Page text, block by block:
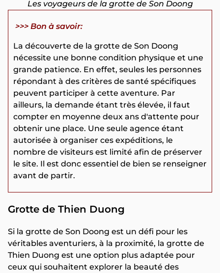
Les voyageurs de la grotte de Son Doong
>>> Bon à savoir:
La découverte de la grotte de Son Doong
nécessite une bonne condition physique et une
grande patience. En effet, seules les personnes
répondant à des critères de santé spécifiques
peuvent participer à cette aventure. Par
ailleurs, la demande étant très élevée, il faut
compter en moyenne deux ans d'attente pour
obtenir une place. Une seule agence étant
autorisée à organiser ces expéditions, le
nombre de visiteurs est limité afin de préserver
le site. Il est donc essentiel de bien se renseigner
avant de partir.
Grotte de Thien Duong
Si la grotte de Son Doong est un défi pour les
véritables aventuriers, à la proximité, la grotte de
Thien Duong est une option plus adaptée pour
ceux qui souhaitent explorer la beauté des